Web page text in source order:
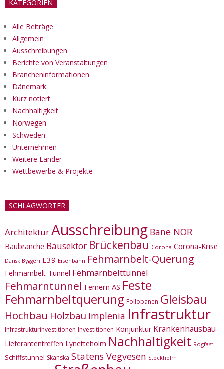
KATEGORIEN
Alle Beiträge
Allgemein
Ausschreibungen
Berichte von Veranstaltungen
Brancheninformationen
Dänemark
Kurz notiert
Nachhaltigkeit
Norwegen
Schweden
Unternehmen
Weitere Länder
Wettbewerbe & Projekte
SCHLAGWÖRTER
ArchitekturAusschreibung Bane NOR
Baubranche Bausektor Brückenbau Corona Corona-Krise
Dansk Byggeri E39 Eisenbahn Fehmarnbelt-Querung
Fehmarnbelt-Tunnel Fehmarnbelttunnel
Fehmarntunnel Femern AS Feste
Fehmarnbeltquerung Follobanen Gleisbau
Hochbau Holzbau Implenia Infrastruktur
Infrastrukturinvestitionen Investitionen Konjunktur Krankenhausbau
Lieferantentreffen Lynetteholm Nachhaltigkeit Rogfast
Schiffstunnel Skanska Statens Vegvesen Stockholm